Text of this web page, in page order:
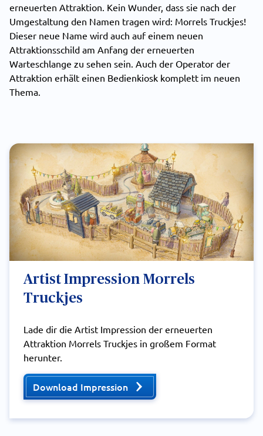
erneuerten Attraktion. Kein Wunder, dass sie nach der
Umgestaltung den Namen tragen wird: Morrels Truckjes!
Dieser neue Name wird auch auf einem neuen
Attraktionsschild am Anfang der erneuerten
Warteschlange zu sehen sein. Auch der Operator der
Attraktion erhält einen Bedienkiosk komplett im neuen
Thema.
Artist Impression Morrels
Truckjes
Lade dir die Artist Impression der erneuerten
Attraktion Morrels Truckjes in großem Format
herunter.
Download Impression